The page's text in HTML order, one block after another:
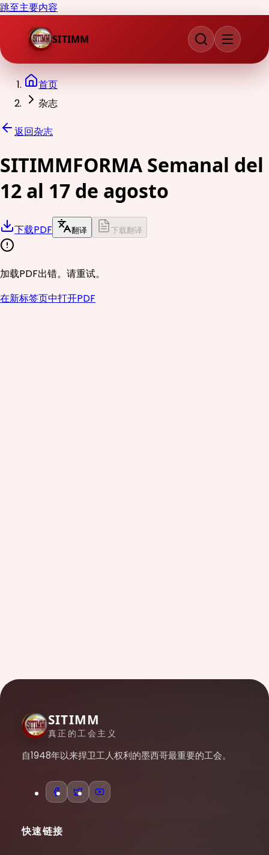
跳至主要内容
SITIMM
首页
杂志
返回杂志
SITIMMFORMA Semanal del
12 al 17 de agosto
下载PDF 翻译 下载翻译
加载PDF出错。请重试。
在新标签页中打开PDF
SITIMM
真正的工会主义
自1948年以来捍卫工人权利的墨西哥最重要的工会。
快速链接